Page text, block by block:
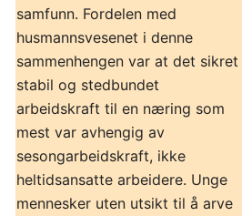
samfunn. Fordelen med
husmannsvesenet i denne
sammenhengen var at det sikret
stabil og stedbundet
arbeidskraft til en næring som
mest var avhengig av
sesongarbeidskraft, ikke
heltidsansatte arbeidere. Unge
mennesker uten utsikt til å arve